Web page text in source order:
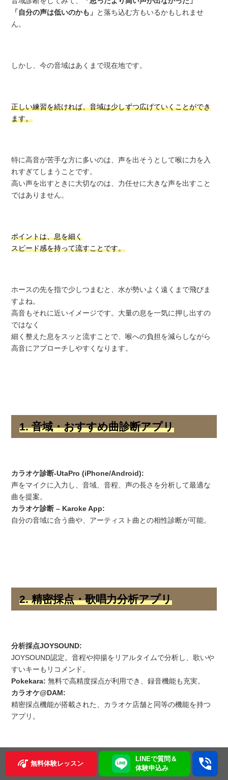
無料体験レッスン
LINEで質問＆
体験申込み
「自分の声は低いのかも」 と落ち込む方もいるかもしれませ
ん。
しかし、今の音域はあくまで現在地です。
正しい練習を続ければ、音域は少しずつ広げていくことができ
ます。
特に高音が苦手な方に多いのは、声を出そうとして喉に力を入
れすぎてしまうことです。
高い声を出すときに大切なのは、力任せに大きな声を出すこと
ではありません。
ポイントは、息を細く
スピード感を持って流すことです。
ホースの先を指で少しつまむと、水が勢いよく遠くまで飛びま
すよね。
高音もそれに近いイメージです。大量の息を一気に押し出すの
ではなく
細く整えた息をスッと流すことで、喉への負担を減らしながら
高音にアプローチしやすくなります。
1. 音域・おすすめ曲診断アプリ
カラオケ診断-UtaPro (iPhone/Android):
声をマイクに入力し、音域、音程、声の長さを分析して最適な
曲を提案。
カラオケ診断 – Karoke App:
自分の音域に合う曲や、アーティスト曲との相性診断が可能。
2. 精密採点・歌唱力分析アプリ
分析採点JOYSOUND:
JOYSOUND認定。音程や抑揚をリアルタイムで分析し、歌いや
すいキーもリコメンド。
Pokekara: 無料で高精度採点が利用でき、録音機能も充実。
カラオケ@DAM:
精密採点機能が搭載された、カラオケ店舗と同等の機能を持つ
アプリ。